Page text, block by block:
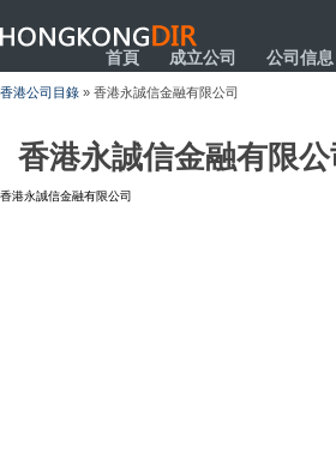
HONGKONGDIR
首頁 成立公司 公司信息
香港公司目錄 » 香港永誠信金融有限公司
香港永誠信金融有限公
香港永誠信金融有限公司